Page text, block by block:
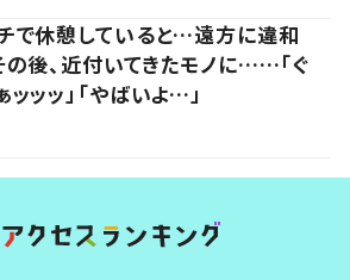
で休憩していると…遠方に違和
の後、近付いてきたモノに……「ぐ
ッッッ」「やばいよ…」